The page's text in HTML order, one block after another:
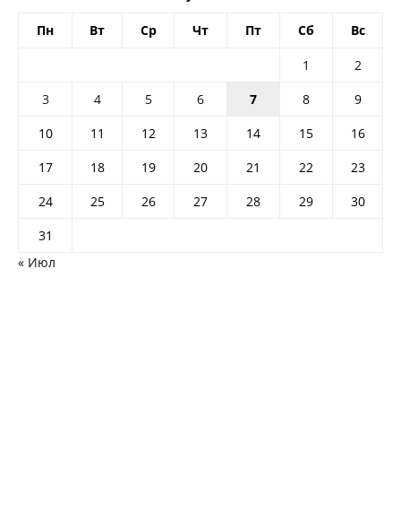
Пн Вт Ср Чт Пт Сб Вс
1
2
3
4 5 6 7 8
9
10
11 12 13 14 15
16
17
18 19 20 21 22
23
24
25 26 27 28 29
30
31
« Июл